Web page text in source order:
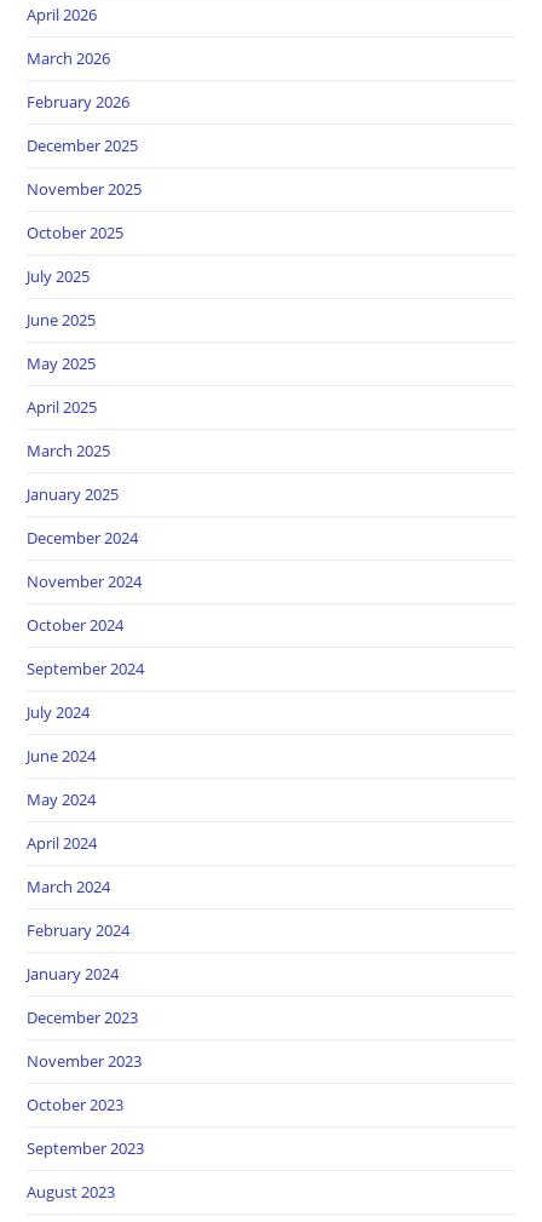
April 2026
March 2026
February 2026
December 2025
November 2025
October 2025
July 2025
June 2025
May 2025
April 2025
March 2025
January 2025
December 2024
November 2024
October 2024
September 2024
July 2024
June 2024
May 2024
April 2024
March 2024
February 2024
January 2024
December 2023
November 2023
October 2023
September 2023
August 2023